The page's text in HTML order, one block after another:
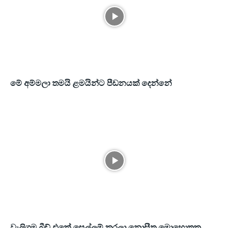
මේ අම්මලා තමයි ළමයින්ට පීඩනයක් දෙන්නේ